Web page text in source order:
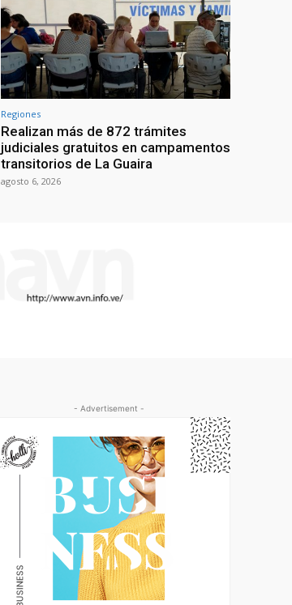
Regiones
Realizan más de 872 trámites
judiciales gratuitos en campamentos
transitorios de La Guaira
agosto 6, 2026
- Advertisement -